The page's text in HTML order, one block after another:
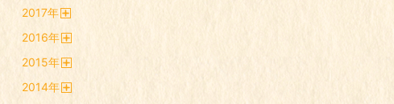
2017年
2016年
2015年
2014年